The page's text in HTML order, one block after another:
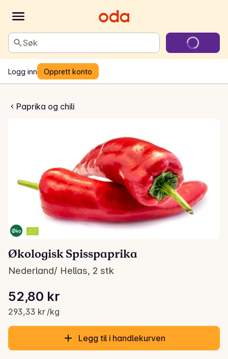
Søk
Logg inn Opprett konto
Paprika og chili
Spisspaprika
Økologisk Spisspaprika
Nederland/ Hellas, 2 stk
Gjeldende pris er: 52,80 kr
52,80 kr
293,33 kr /kg
Stykkpris: 293,33 kr /kg
Legg til i handlekurven